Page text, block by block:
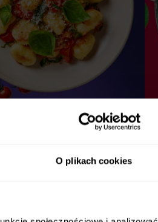
O plikach cookies